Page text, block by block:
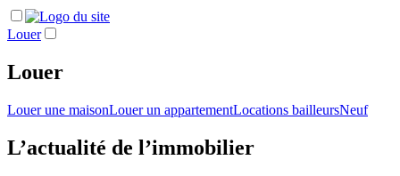
Louer
Louer
Louer une maisonLouer un appartementLocations bailleursNeuf
L’actualité de l’immobilier